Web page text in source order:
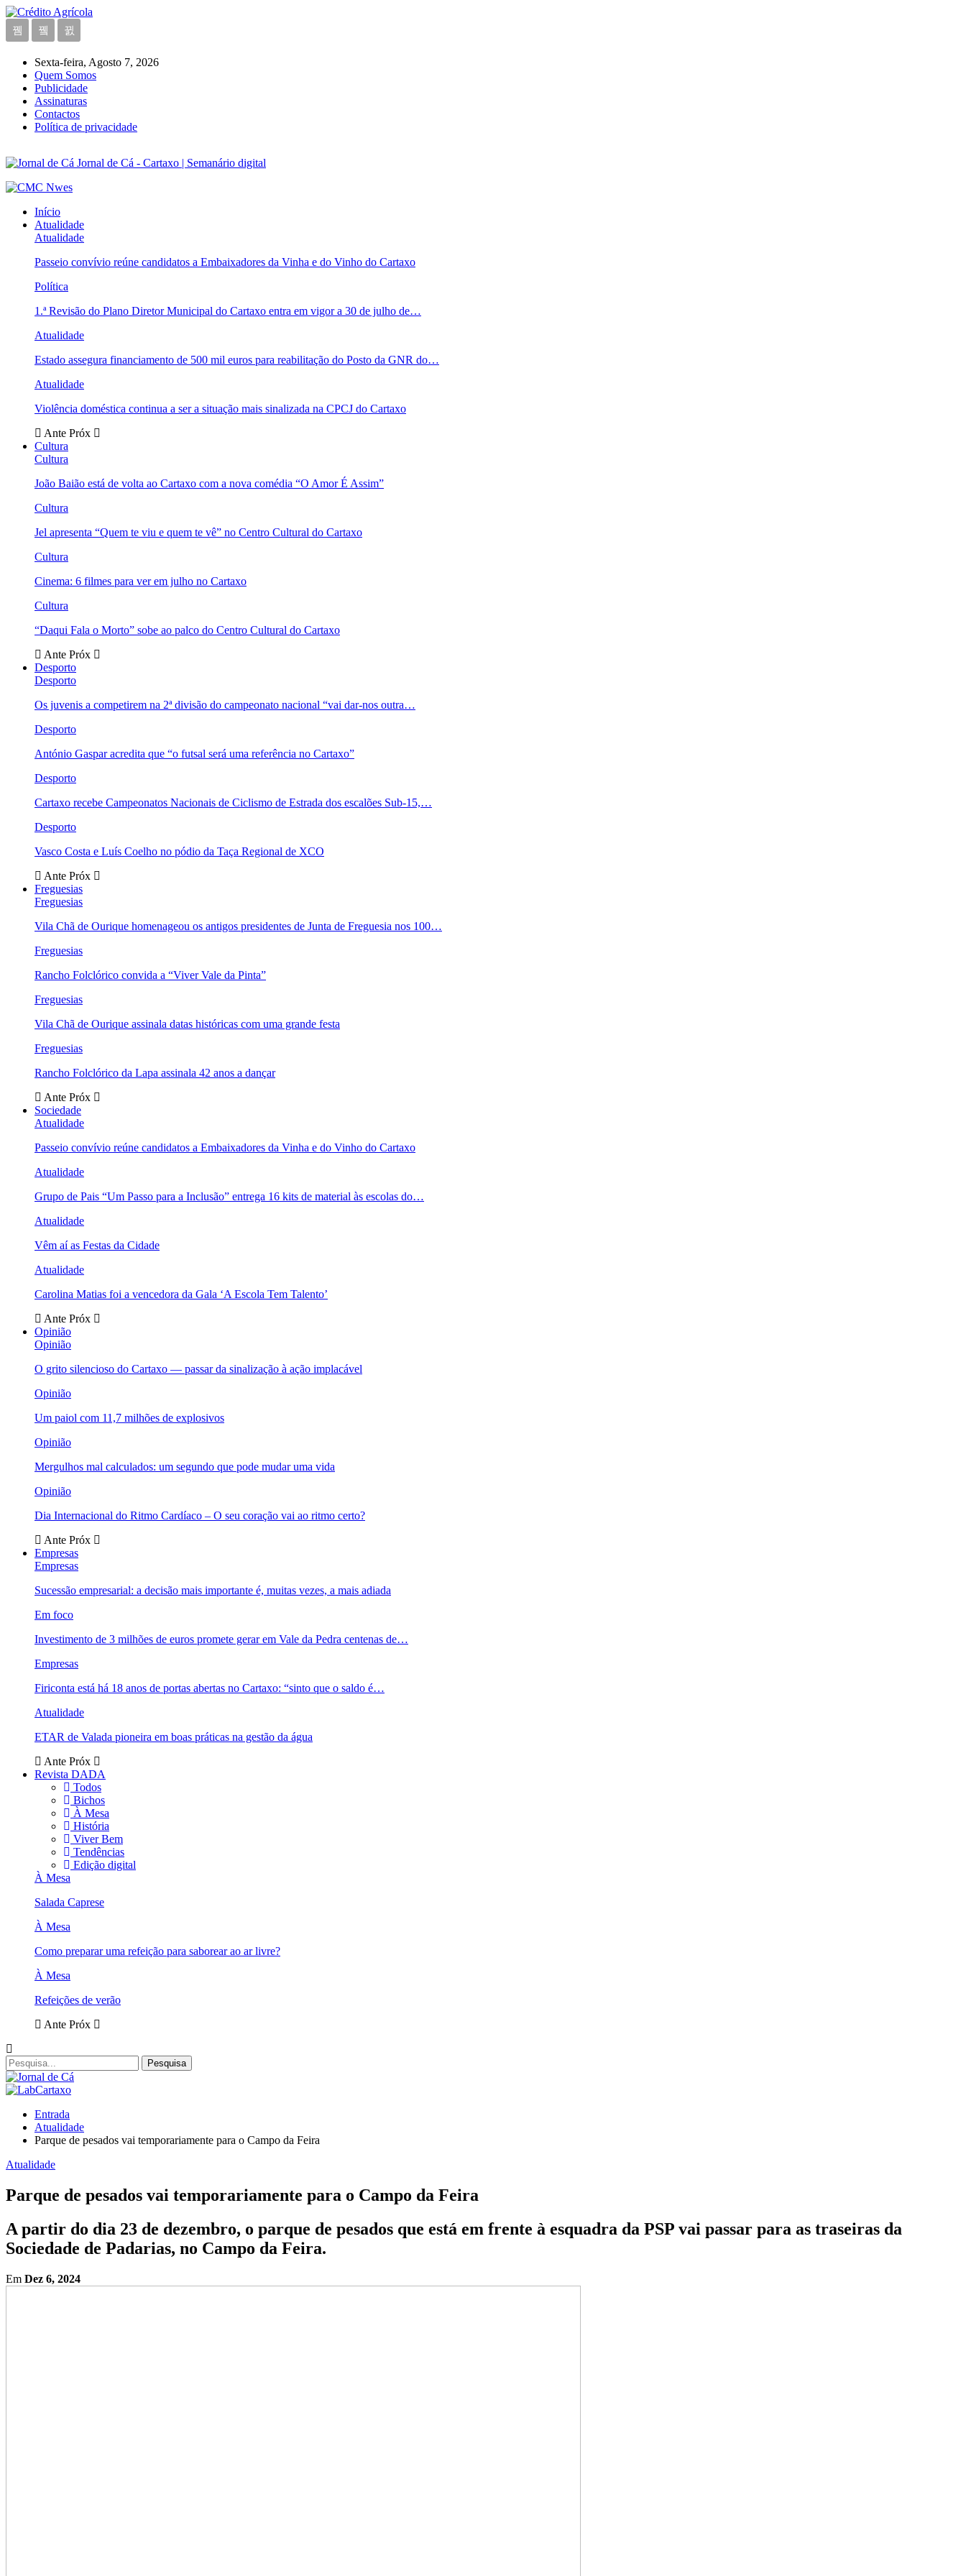
Sexta-feira, Agosto 7, 2026
Quem Somos
Publicidade
Assinaturas
Contactos
Política de privacidade
Jornal de Cá - Cartaxo | Semanário digital
Início
Atualidade
Atualidade
Passeio convívio reúne candidatos a Embaixadores da Vinha e do Vinho do Cartaxo
Política
1.ª Revisão do Plano Diretor Municipal do Cartaxo entra em vigor a 30 de julho de…
Atualidade
Estado assegura financiamento de 500 mil euros para reabilitação do Posto da GNR do…
Atualidade
Violência doméstica continua a ser a situação mais sinalizada na CPCJ do Cartaxo
Ante Próx
Cultura
Cultura
João Baião está de volta ao Cartaxo com a nova comédia “O Amor É Assim”
Cultura
Jel apresenta “Quem te viu e quem te vê” no Centro Cultural do Cartaxo
Cultura
Cinema: 6 filmes para ver em julho no Cartaxo
Cultura
“Daqui Fala o Morto” sobe ao palco do Centro Cultural do Cartaxo
Ante Próx
Desporto
Desporto
Os juvenis a competirem na 2ª divisão do campeonato nacional “vai dar-nos outra…
Desporto
António Gaspar acredita que “o futsal será uma referência no Cartaxo”
Desporto
Cartaxo recebe Campeonatos Nacionais de Ciclismo de Estrada dos escalões Sub-15,…
Desporto
Vasco Costa e Luís Coelho no pódio da Taça Regional de XCO
Ante Próx
Freguesias
Freguesias
Vila Chã de Ourique homenageou os antigos presidentes de Junta de Freguesia nos 100…
Freguesias
Rancho Folclórico convida a “Viver Vale da Pinta”
Freguesias
Vila Chã de Ourique assinala datas históricas com uma grande festa
Freguesias
Rancho Folclórico da Lapa assinala 42 anos a dançar
Ante Próx
Sociedade
Atualidade
Passeio convívio reúne candidatos a Embaixadores da Vinha e do Vinho do Cartaxo
Atualidade
Grupo de Pais “Um Passo para a Inclusão” entrega 16 kits de material às escolas do…
Atualidade
Vêm aí as Festas da Cidade
Atualidade
Carolina Matias foi a vencedora da Gala ‘A Escola Tem Talento’
Ante Próx
Opinião
Opinião
O grito silencioso do Cartaxo — passar da sinalização à ação implacável
Opinião
Um paiol com 11,7 milhões de explosivos
Opinião
Mergulhos mal calculados: um segundo que pode mudar uma vida
Opinião
Dia Internacional do Ritmo Cardíaco – O seu coração vai ao ritmo certo?
Ante Próx
Empresas
Empresas
Sucessão empresarial: a decisão mais importante é, muitas vezes, a mais adiada
Em foco
Investimento de 3 milhões de euros promete gerar em Vale da Pedra centenas de…
Empresas
Firiconta está há 18 anos de portas abertas no Cartaxo: “sinto que o saldo é…
Atualidade
ETAR de Valada pioneira em boas práticas na gestão da água
Ante Próx
Revista DADA
Todos
Bichos
À Mesa
História
Viver Bem
Tendências
Edição digital
À Mesa
Salada Caprese
À Mesa
Como preparar uma refeição para saborear ao ar livre?
À Mesa
Refeições de verão
Ante Próx
Entrada
Atualidade
Parque de pesados vai temporariamente para o Campo da Feira
Atualidade
Parque de pesados vai temporariamente para o Campo da Feira
A partir do dia 23 de dezembro, o parque de pesados que está em frente à esquadra da PSP vai passar para as traseiras da
Sociedade de Padarias, no Campo da Feira.
Em Dez 6, 2024